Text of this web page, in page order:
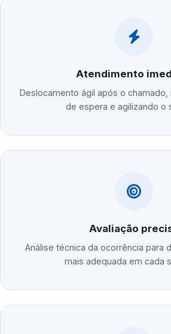
Atendimento
Deslocamento ágil após o
de espera e agilizando o
Avaliação
Análise técnica da ocorrência para
mais adequada em cada